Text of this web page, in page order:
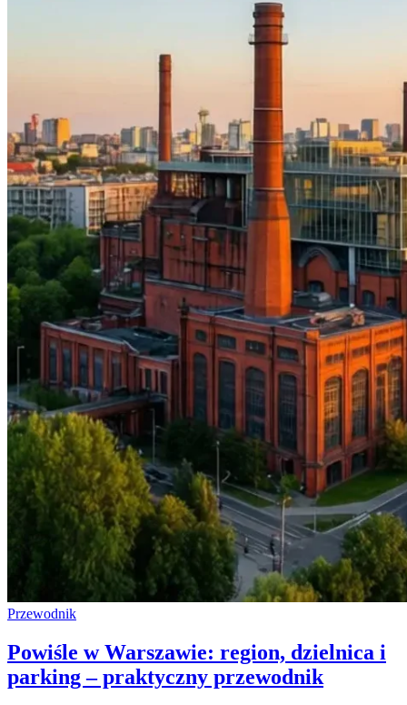
Przewodnik
Powiśle w Warszawie: region, dzielnica i
parking – praktyczny przewodnik